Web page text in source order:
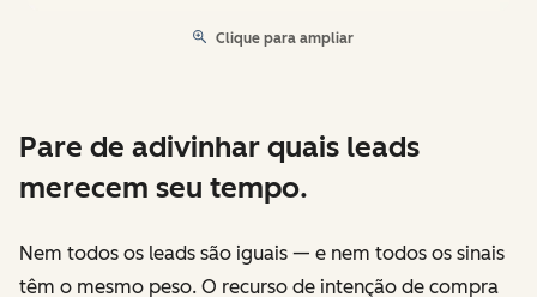
Clique para ampliar
Pare de adivinhar quais leads
merecem seu tempo.
Nem todos os leads são iguais — e nem todos os sinais
têm o mesmo peso. O recurso de intenção de compra